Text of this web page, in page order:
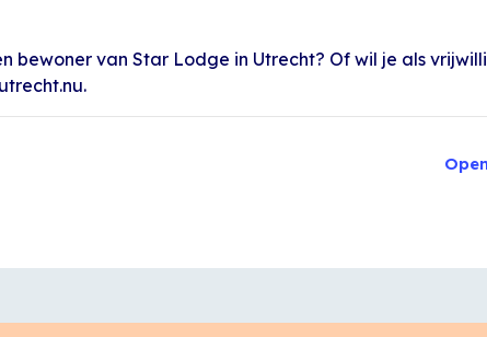
bewoner van Star Lodge in Utrecht? Of wil je als